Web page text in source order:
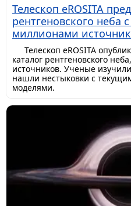
Телескоп eROSITA
рентгеновского неба
миллионами
Телескоп eROSITA
каталог рентгеновского
источников. Ученые
нашли нестыковки с
моделями.